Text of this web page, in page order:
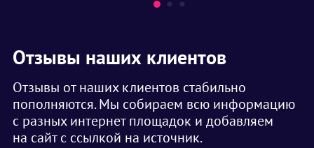
Отзывы наших клиентов
Отзывы от наших клиентов стабильно
пополняются. Мы собираем всю информацию
с разных интернет площадок и добавляем
на сайт с ссылкой на источник.